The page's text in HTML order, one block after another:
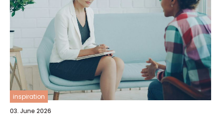
inspiration
03. June 2026